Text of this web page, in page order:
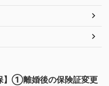
】①離婚後の保険証変更